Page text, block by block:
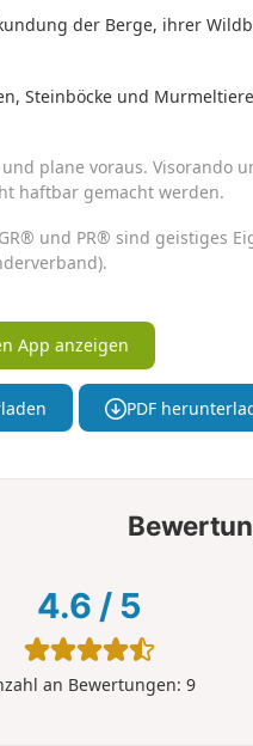
der Berge, ihrer
Steinböcke und
plane voraus. Visorando
haftbar gemacht werden.
und PR® sind geistiges
App anzeigen
PDF
4.6 / 5
an Bewertungen: 9